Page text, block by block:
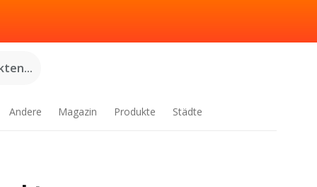
Andere Magazin Produkte Städte